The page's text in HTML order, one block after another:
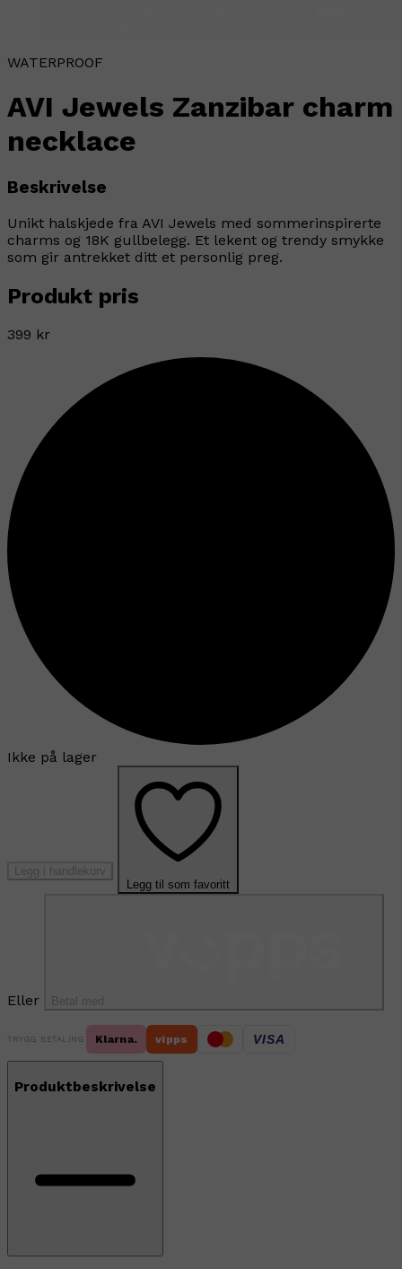
WATERPROOF
AVI Jewels Zanzibar charm
necklace
Beskrivelse
Unikt halskjede fra AVI Jewels med sommerinspirerte
charms og 18K gullbelegg. Et lekent og trendy smykke
som gir antrekket ditt et personlig preg.
Produkt pris
399 kr
Ikke på lager
Legg i handlekurv
Legg til som favoritt
Eller Betal med
TRYGG BETALING Klarna. vipps VISA
Produktbeskrivelse